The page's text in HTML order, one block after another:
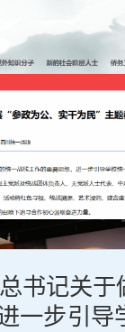
书记关
一步引导